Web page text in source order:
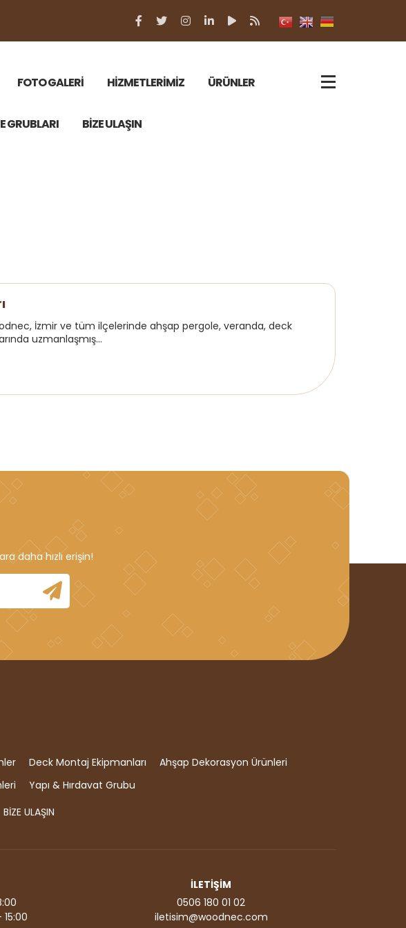
FOTO GALERİ HİZMETLERİMİZ ÜRÜNLER
GRUBLARI BİZE ULAŞIN
İzmir ve tüm ilçelerinde ahşap pergole, veranda, deck
uzmanlaşmış...
daha hızlı erişin!
Deck Montaj Ekipmanları
Ahşap Dekorasyon Ürünleri
Yapı & Hırdavat Grubu
BİZE ULAŞIN
İLETİŞİM
0506 180 01 02
iletisim@woodnec.com